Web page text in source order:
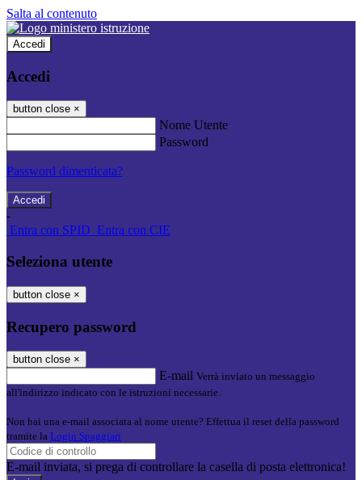
Salta al contenuto
Accedi
Accedi
button close ×
Nome Utente
Password
Password dimenticata?
-
Entra con SPID Entra con CIE
Seleziona utente
button close ×
Recupero password
button close ×
E-mail Verrà inviato un messaggio
all'indirizzo indicato con le istruzioni necessarie.
Non hai una e-mail associata al nome utente? Effettua il reset della password
tramite la Login Spaggiari
E-mail inviata, si prega di controllare la casella di posta elettronica!